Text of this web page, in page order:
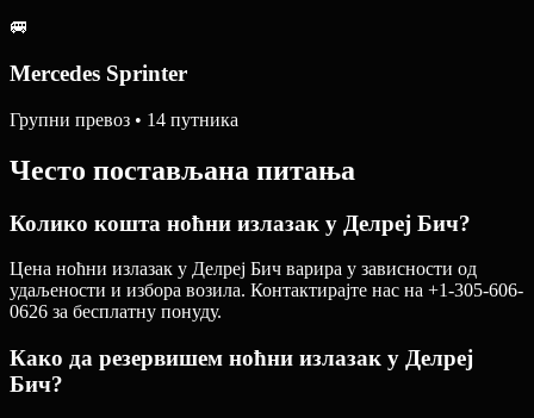
🚐
Mercedes Sprinter
Групни превоз • 14 путника
Често постављана питања
Колико кошта ноћни излазак у Делреј Бич?
Цена ноћни излазак у Делреј Бич варира у зависности од
удаљености и избора возила. Контактирајте нас на +1-305-606-
0626 за бесплатну понуду.
Како да резервишем ноћни излазак у Делреј
Бич?